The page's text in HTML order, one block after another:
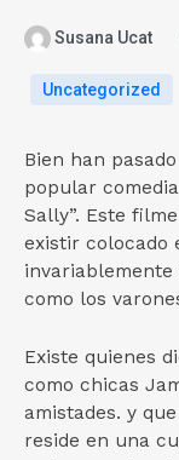
Susana Ucat
Uncategorized
Bien han
popular
Sally”. Este
existir colocado
como los
Existe quienes
como chicas
amistades. y
reside en una